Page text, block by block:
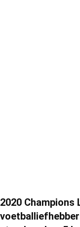
2020